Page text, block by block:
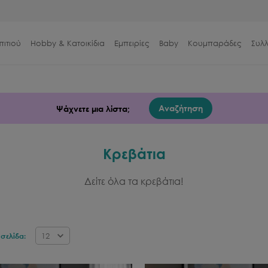
Hobby & Κατοικίδια Εμπειρίες Baby Κουμπαράδες
Ψάχνετε μια λίστα; Αναζήτηση
Κρεβάτια
Δείτε όλα τα κρεβάτια!
12